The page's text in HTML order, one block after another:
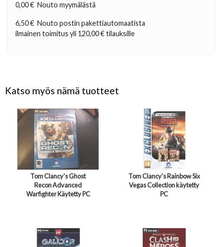
0,00 € Nouto myymälästä
6,50 € Nouto postin pakettiautomaatista
ilmainen toimitus yli 120,00 €tilauksille
Katso myös nämä tuotteet
Tom Clancy's Ghost
Recon Advanced
Warfighter Käytetty PC
Tom Clancy's Rainbow Six
Vegas Collection käytetty
PC